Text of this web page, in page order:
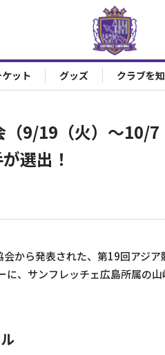
ケット グッズ クラブを
9/19（火）～10/
選出！
から発表された、第19回アジ
に、サンフレッチェ広島所属の